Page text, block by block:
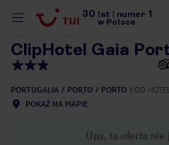
30 lat numer 1
w Polsce
ClipHotel Gaia
PORTUGALIA PORTO PORTO KOD
POKAŻ NA MAPIE
Ups, ta oferta nie